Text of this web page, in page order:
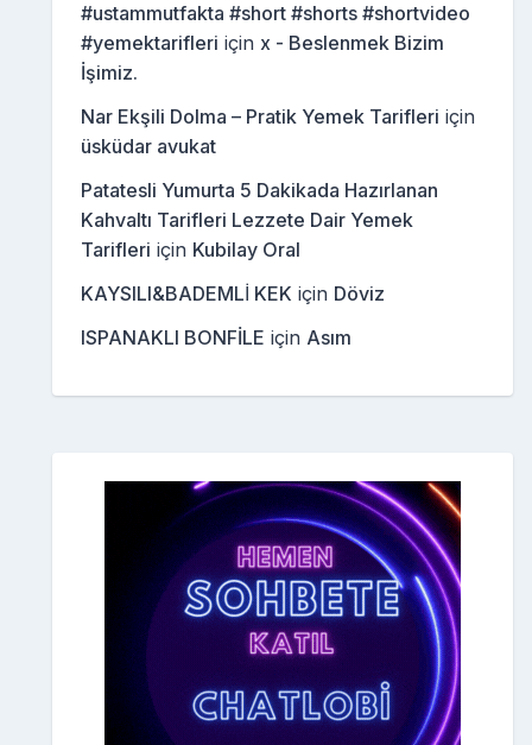
#ustammutfakta #short #shorts #shortvideo
#yemektarifleri için x - Beslenmek Bizim
İşimiz.
Nar Ekşili Dolma – Pratik Yemek Tarifleri için
üsküdar avukat
Patatesli Yumurta 5 Dakikada Hazırlanan
Kahvaltı Tarifleri Lezzete Dair Yemek
Tarifleri için Kubilay Oral
KAYSILI&BADEMLİ KEK için Döviz
ISPANAKLI BONFİLE için Asım